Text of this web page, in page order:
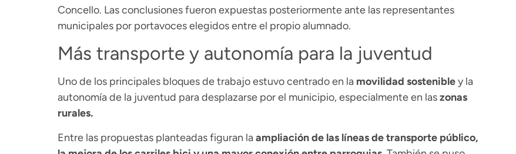
Concello. Las conclusiones fueron expuestas posteriormente ante las representantes
municipales por portavoces elegidos entre el propio alumnado.
Más transporte y autonomía para la juventud
Uno de los principales bloques de trabajo estuvo centrado en la movilidad sostenibley la
autonomía de la juventud para desplazarse por el municipio, especialmente en laszonas
rurales.
Entre las propuestas planteadas figuran laampliación de las líneas de transporte público,